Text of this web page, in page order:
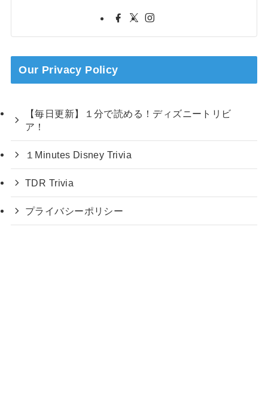
Our Privacy Policy
【毎日更新】１分で読める！ディズニートリビ
ア！
１Minutes Disney Trivia
TDR Trivia
プライバシーポリシー